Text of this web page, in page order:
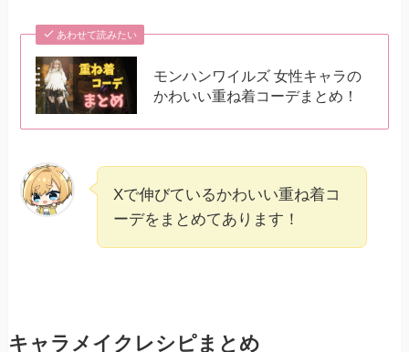
あわせて読みたい
モンハンワイルズ 女性キャラの
かわいい重ね着コーデまとめ！
Xで伸びているかわいい重ね着コ
ーデをまとめてあります！
キャラメイクレシピまとめ